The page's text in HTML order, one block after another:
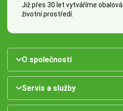
Již přes 30 let vytváříme
životní prostředí.
O společnosti
Servis a služby